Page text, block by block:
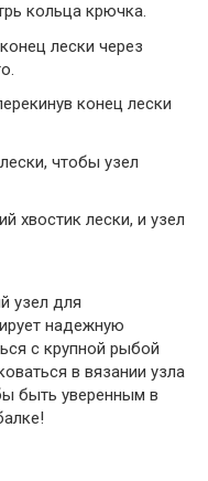
кольца крючка.
лески через
конец лески
чтобы узел
хвостик лески, и узел
узел для
надежную
с крупной рыбой
в вязании узла
быть уверенным в